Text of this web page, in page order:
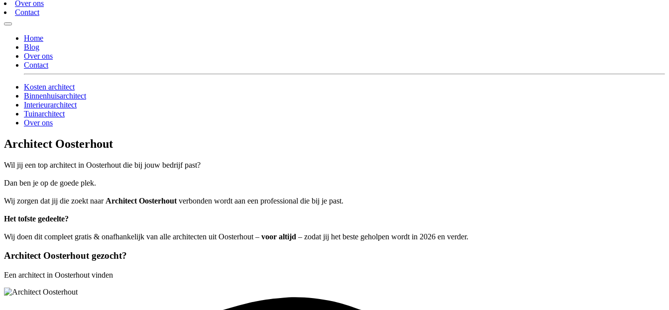
Over ons
Contact
Home
Blog
Over ons
Contact
Kosten architect
Binnenhuisarchitect
Interieurarchitect
Tuinarchitect
Over ons
Architect Oosterhout
Wil jij een top architect in Oosterhout die bij jouw bedrijf past?
Dan ben je op de goede plek.
Wij zorgen dat jij die zoekt naar Architect Oosterhout verbonden wordt aan een professional die bij je past.
Het tofste gedeelte?
Wij doen dit compleet gratis & onafhankelijk van alle architecten uit Oosterhout – voor altijd – zodat jij het beste geholpen wordt in 2026 en verder.
Architect Oosterhout gezocht?
Een architect in Oosterhout vinden